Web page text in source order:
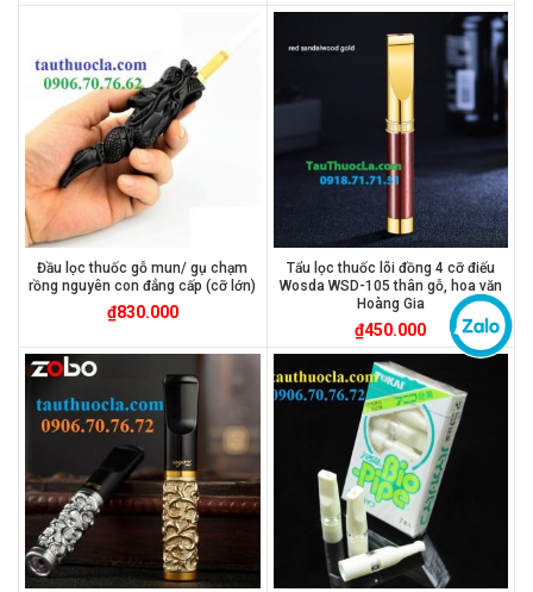
Đầu lọc thuốc gỗ mun/ gụ chạm
rồng nguyên con đẳng cấp (cỡ lớn)
₫830.000
Tẩu lọc thuốc lõi đồng 4 cỡ điếu
Wosda WSD-105 thân gỗ, hoa văn
Hoàng Gia
₫450.000